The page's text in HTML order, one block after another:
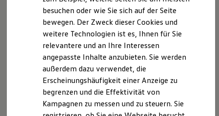
Verbrauchskosten
Kaufoptionen
E-Auto-Förderung
Software und Konnektivität
Die ID. Software 6
ID. Software Versionen und Updates
Digitale Extras
Schnittstellen zu Ihrem ID.
Marke und Erlebnis
Volkswagen R und R Experience
R-Modelle
R Experience
besuchen oder wie Sie sich auf der Seite
bewegen. Der Zweck dieser Cookies und
weitere Technologien ist es, Ihnen für Sie
relevantere und an Ihre Interessen
angepasste Inhalte anzubieten. Sie werden
außerdem dazu verwendet, die
Erscheinungshäufigkeit einer Anzeige zu
begrenzen und die Effektivität von
Kampagnen zu messen und zu steuern. Sie